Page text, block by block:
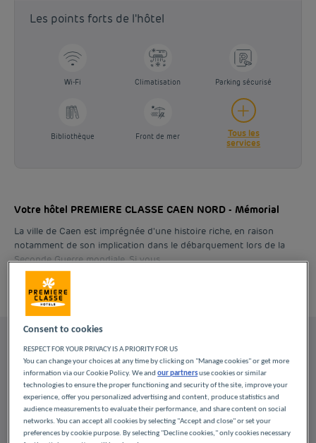
Les points forts de l'hôtel
Wi-Fi Climatisation Parking sécurisé
Bibliothèque Front de mer
Tous les
services
Votre hôtel PREMIERE CLASSE CAEN NORD - Mémorial
La ville de Caen est imprégnée d'une histoire riche, en raison
notamment de son implication dans le débarquement lors de la
Seconde Guerre mondiale. Si vous...
Lire la suite
Nos chambres
Les chambres de votre hôtel Première Classe à Caen sont
agencées pour allier confort et...
Lire la suite
Consent to cookies
RESPECT FOR YOUR PRIVACY IS A PRIORITY FOR US
You can change your choices at any time by clicking on "Manage cookies" or get more
information via our Cookie Policy. We andour partnersuse cookies or similar
technologies to ensure the proper functioning and security of the site, improve your
experience, offer you personalized advertising and content, produce statistics and
audience measurements to evaluate their performance, and share content on social
networks. You can accept all cookies by selecting "Accept and close" or set your
preferences by cookie purpose. By selecting "Decline cookies," only cookies necessary